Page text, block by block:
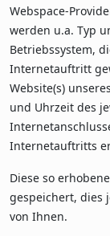
Webspace-
werden u.a. Typ
Betriebssystem,
Internetauftritt
Website(s)
und Uhrzeit des
Internetauftritts
Diese so
gespeichert, dies
von Ihnen.